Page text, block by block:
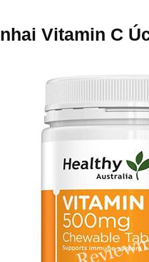
Vitamin C